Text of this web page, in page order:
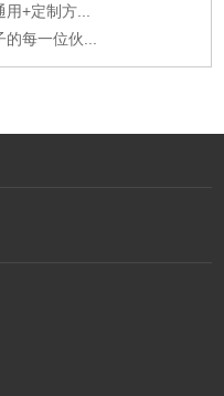
+定制方...
每一位伙...